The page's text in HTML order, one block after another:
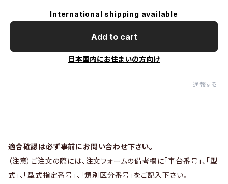
International shipping available
Add to cart
日本国内にお住まいの方向け
通報する
適合確認は必ず事前にお問い合わせ下さい。
（注意）ご注文の際には、注文フォームの備考欄に「車台番号」、「型
式」、「型式指定番号」、「類別区分番号」をご記入下さい。